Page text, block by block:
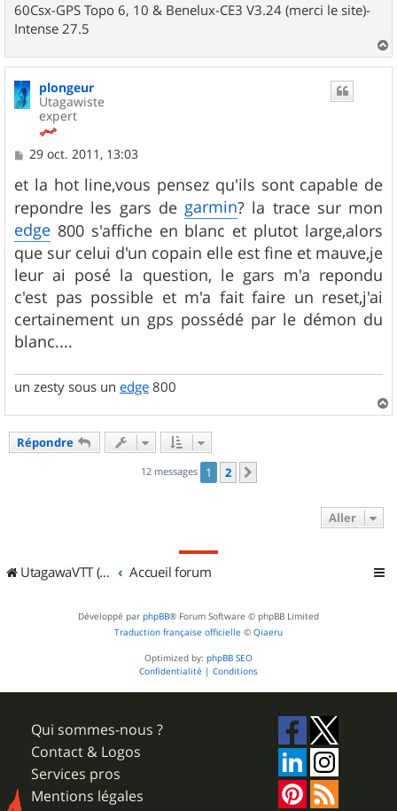
60Csx-GPS Topo 6, 10 & Benelux-CE3 V3.24 (merci le site)-
Intense 27.5
a
plongeur
Utagawiste
expert
M
s
s
a
g
e
29 oct. 2011, 13:03
et la hot line,vous pensez qu'ils sont capable de
repondre les gars de garmin? la trace sur mon
edge 800 s'affiche en blanc et plutot large,alors
que sur celui d'un copain elle est fine et mauve,je
leur ai posé la question, le gars m'a repondu
c'est pas possible et m'a fait faire un reset,j'ai
certainement un gps possédé par le démon du
blanc....
un zesty sous un edge 800
a
Répondre
12 messages 1 2
Aller
UtagawaVTT (Randos VTT et VTTAE avec traces GPS) Accueil forum
Développé par phpBB® Forum Software © phpBB Limited
Traduction française officielle © Qiaeru
Optimized by: phpBB SEO
Confidentialité | Conditions
Qui sommes-nous ?
Contact & Logos
Services pros
Mentions légales